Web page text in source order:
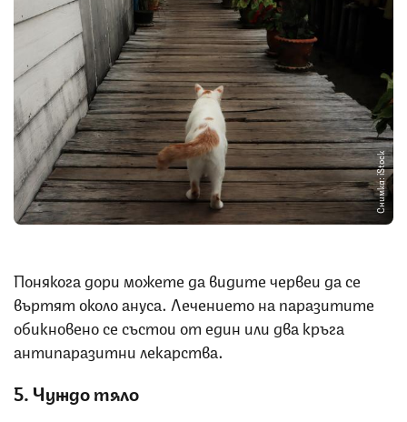
Снимка: iStock
Понякога дори можете да видите червеи да се
въртят около ануса. Лечението на паразитите
обикновено се състои от един или два кръга
антипаразитни лекарства.
5. Чуждо тяло